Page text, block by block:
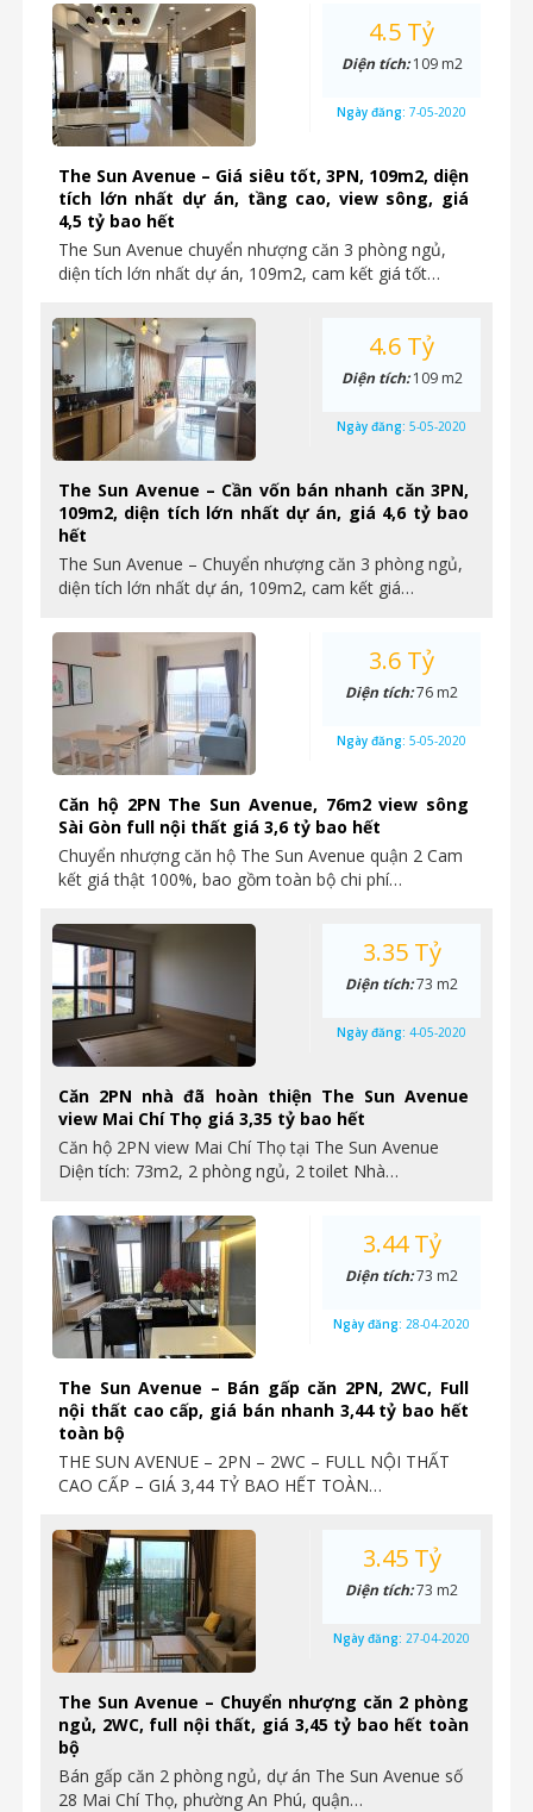
The Sun Avenue – Giá siêu tốt, 3PN, 109m2, diện
tích lớn nhất dự án, tầng cao, view sông, giá
4,5 tỷ bao hết
The Sun Avenue chuyển nhượng căn 3 phòng ngủ,
diện tích lớn nhất dự án, 109m2, cam kết giá tốt…
4.5 Tỷ
Diện tích:109 m2
Ngày đăng: 7-05-2020
The Sun Avenue – Cần vốn bán nhanh căn 3PN,
109m2, diện tích lớn nhất dự án, giá 4,6 tỷ bao
hết
The Sun Avenue – Chuyển nhượng căn 3 phòng ngủ,
diện tích lớn nhất dự án, 109m2, cam kết giá…
4.6 Tỷ
Diện tích:109 m2
Ngày đăng: 5-05-2020
Căn hộ 2PN The Sun Avenue, 76m2 view sông
Sài Gòn full nội thất giá 3,6 tỷ bao hết
Chuyển nhượng căn hộ The Sun Avenue quận 2 Cam
kết giá thật 100%, bao gồm toàn bộ chi phí…
3.6 Tỷ
Diện tích:76 m2
Ngày đăng: 5-05-2020
Căn 2PN nhà đã hoàn thiện The Sun Avenue
view Mai Chí Thọ giá 3,35 tỷ bao hết
Căn hộ 2PN view Mai Chí Thọ tại The Sun Avenue
Diện tích: 73m2, 2 phòng ngủ, 2 toilet Nhà…
3.35 Tỷ
Diện tích:73 m2
Ngày đăng: 4-05-2020
The Sun Avenue – Bán gấp căn 2PN, 2WC, Full
nội thất cao cấp, giá bán nhanh 3,44 tỷ bao hết
toàn bộ
THE SUN AVENUE – 2PN – 2WC – FULL NỘI THẤT
CAO CẤP – GIÁ 3,44 TỶ BAO HẾT TOÀN…
3.44 Tỷ
Diện tích:73 m2
Ngày đăng: 28-04-2020
The Sun Avenue – Chuyển nhượng căn 2 phòng
ngủ, 2WC, full nội thất, giá 3,45 tỷ bao hết toàn
bộ
Bán gấp căn 2 phòng ngủ, dự án The Sun Avenue số
28 Mai Chí Thọ, phường An Phú, quận…
3.45 Tỷ
Diện tích:73 m2
Ngày đăng: 27-04-2020